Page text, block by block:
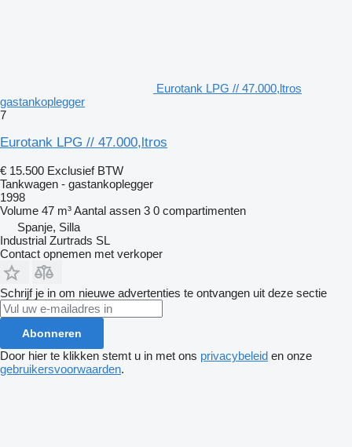
Eurotank LPG // 47.000,ltros
gastankoplegger
7
Eurotank LPG // 47.000,ltros
€ 15.500 Exclusief BTW
Tankwagen - gastankoplegger
1998
Volume 47 m³Aantal assen 3 0 compartimenten
Spanje, Silla
Industrial Zurtrads SL
Contact opnemen met verkoper
Schrijf je in om nieuwe advertenties te ontvangen uit deze sectie
Abonneren
Door hier te klikken stemt u in met ons privacybeleid en onze
gebruikersvoorwaarden.